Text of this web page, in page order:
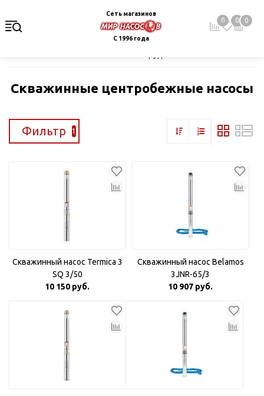
Сеть магазинов
С 1996 года
0 0 0
Скважинные центробежные насосы
Фильтр 1
Скважинный насос Termica 3
SQ 3/50
10 150 руб.
Скважинный насос Belamos
3JNR-65/3
10 907 руб.